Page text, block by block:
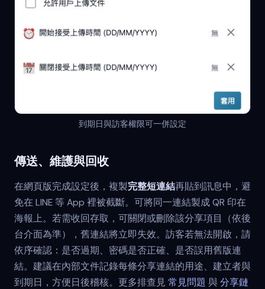
到期日與訪客權限可一併設定
傳送、維護與回收
在網頁版完成設定後，複製完整短連結再貼到訊息中，避
免在 LINE 等 App 裡被截斷。可將同一連結製成 QR 印在
海報上。若需收回存取，可關閉或刪除該分享項目（依後
台介面為準），舊連結將立即失效。訪客若無法開啟，請
依序確認：是否過期、密碼是否正確、是否誤用舊版連
結。建議在內部文件記錄每條分享連結的用途、建立者與
到期日，方便日後稽核。更多排查見 常見問題 與分享鏈